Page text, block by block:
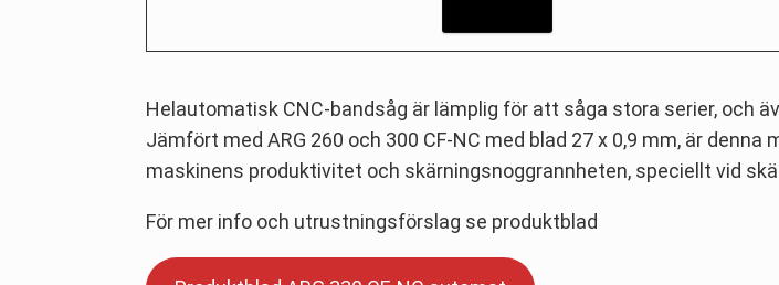
Helautomatisk CNC-bandsåg är lämplig för att såga stora serier, och
Jämfört med ARG 260 och 300 CF-NC med blad 27 x 0,9 mm, är
maskinens produktivitet och skärningsnoggrannheten, speciellt vid
För mer info och utrustningsförslag se produktblad